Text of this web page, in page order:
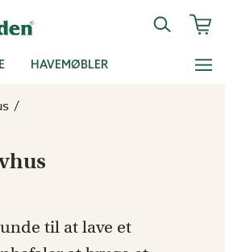
HAVEMØBLER
til at lave et